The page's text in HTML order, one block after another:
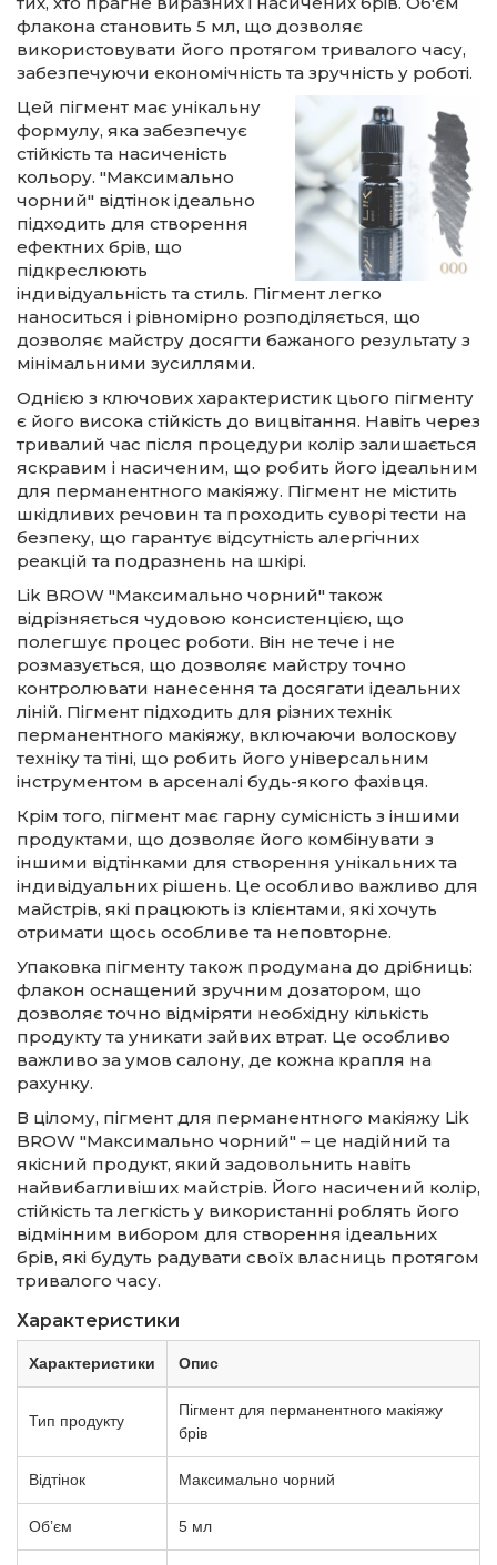
флакона становить 5 мл, що дозволяє
використовувати його протягом тривалого часу,
забезпечуючи економічність та зручність у роботі.
Цей пігмент має унікальну
формулу, яка забезпечує
стійкість та насиченість
кольору. "Максимально
чорний" відтінок ідеально
підходить для створення
ефектних брів, що
підкреслюють
індивідуальність та стиль. Пігмент легко
наноситься і рівномірно розподіляється, що
дозволяє майстру досягти бажаного результату з
мінімальними зусиллями.
Однією з ключових характеристик цього пігменту
є його висока стійкість до вицвітання. Навіть через
тривалий час після процедури колір залишається
яскравим і насиченим, що робить його ідеальним
для перманентного макіяжу. Пігмент не містить
шкідливих речовин та проходить суворі тести на
безпеку, що гарантує відсутність алергічних
реакцій та подразнень на шкірі.
Lik BROW "Максимально чорний" також
відрізняється чудовою консистенцією, що
полегшує процес роботи. Він не тече і не
розмазується, що дозволяє майстру точно
контролювати нанесення та досягати ідеальних
ліній. Пігмент підходить для різних технік
перманентного макіяжу, включаючи волоскову
техніку та тіні, що робить його універсальним
інструментом в арсеналі будь-якого фахівця.
Крім того, пігмент має гарну сумісність з іншими
продуктами, що дозволяє його комбінувати з
іншими відтінками для створення унікальних та
індивідуальних рішень. Це особливо важливо для
майстрів, які працюють із клієнтами, які хочуть
отримати щось особливе та неповторне.
Упаковка пігменту також продумана до дрібниць:
флакон оснащений зручним дозатором, що
дозволяє точно відміряти необхідну кількість
продукту та уникати зайвих втрат. Це особливо
важливо за умов салону, де кожна крапля на
рахунку.
В цілому, пігмент для перманентного макіяжу Lik
BROW "Максимально чорний" – це надійний та
якісний продукт, який задовольнить навіть
найвибагливіших майстрів. Його насичений колір,
стійкість та легкість у використанні роблять його
відмінним вибором для створення ідеальних
брів, які будуть радувати своїх власниць протягом
тривалого часу.
Характеристики
Характеристики Опис
Тип продукту
Пігмент для перманентного макіяжу
брів
Відтінок Максимально чорний
Обʼєм 5 мл